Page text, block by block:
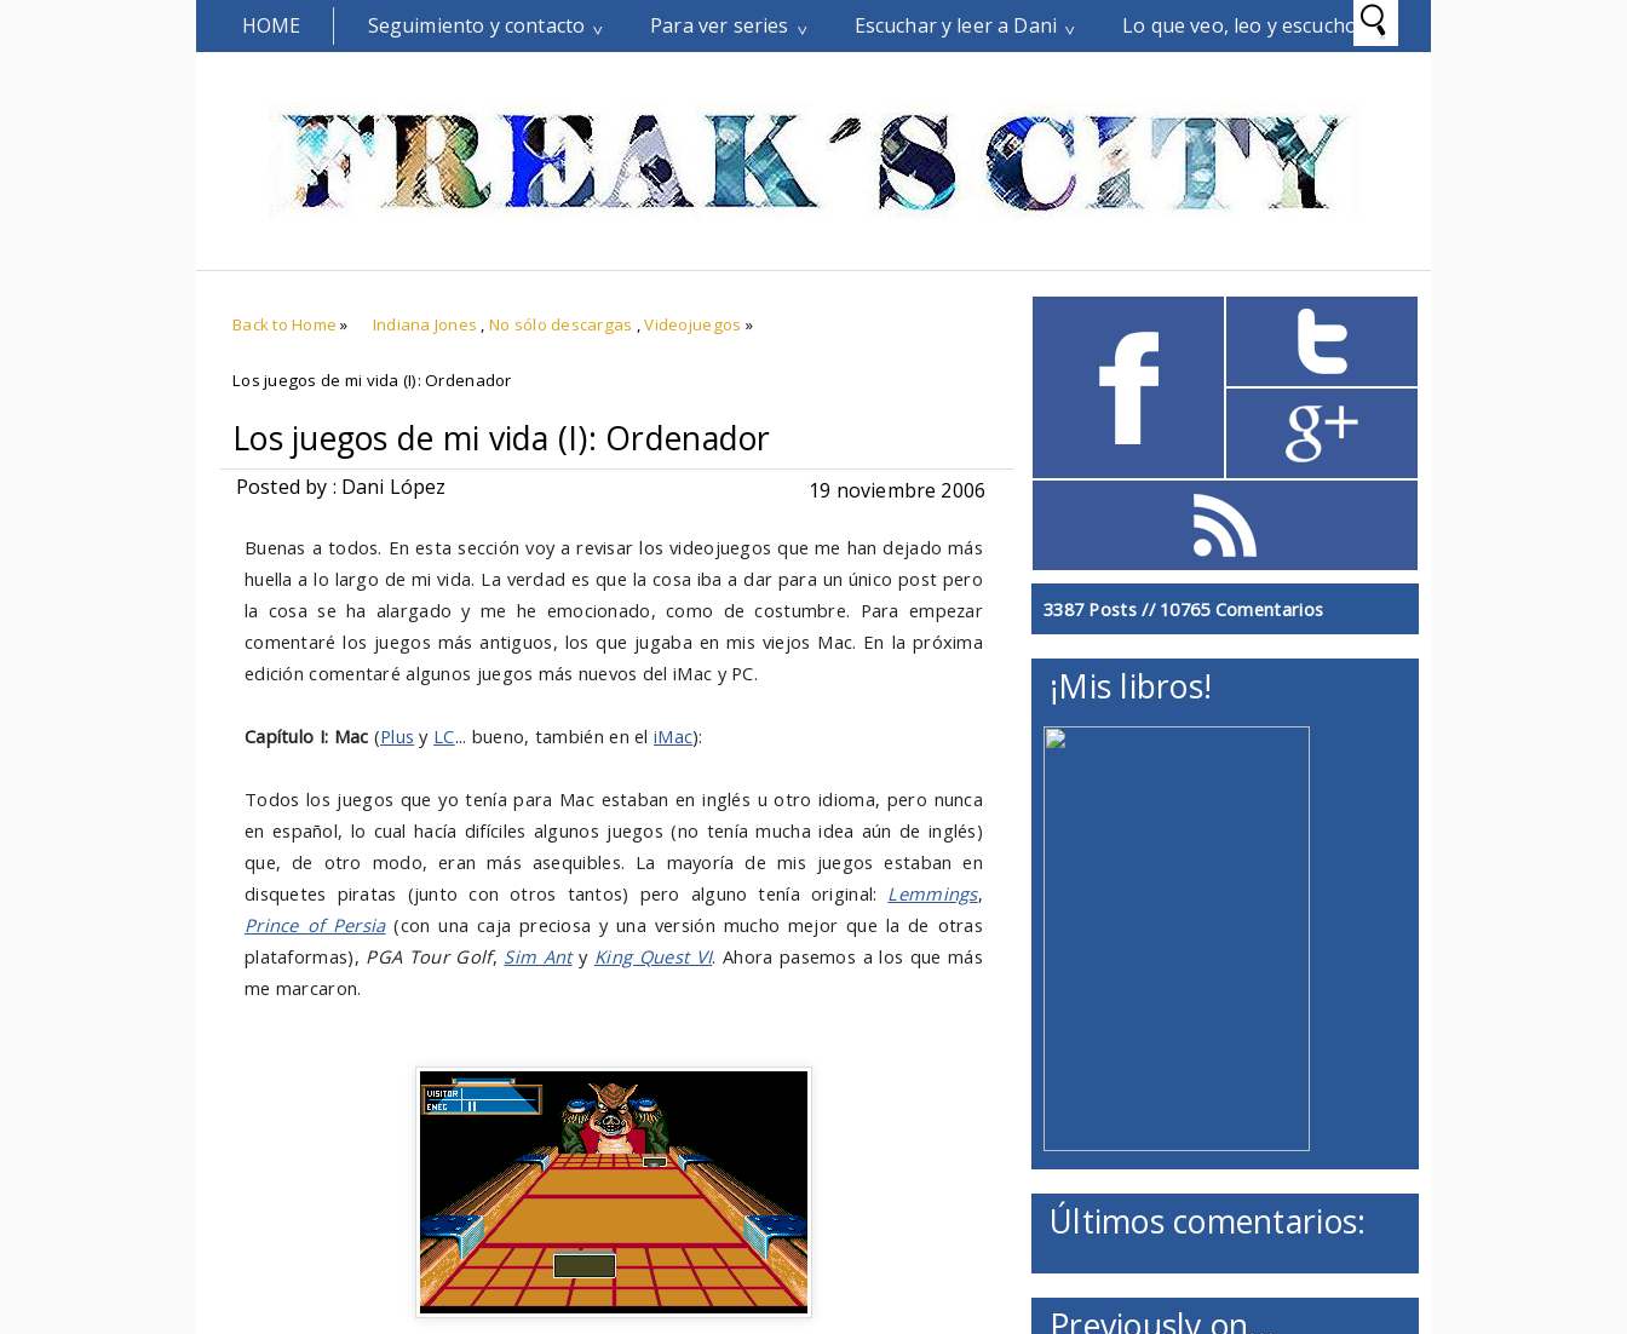
HOME Seguimiento y contacto Para ver series Escuchar y leer a Dani Lo que veo, leo y escucho
Back to Home » Indiana Jones ,No sólo descargas ,Videojuegos »
Los juegos de mi vida (I): Ordenador
Los juegos de mi vida (I): Ordenador
Posted by : Dani López 19 noviembre 2006
Buenas a todos. En esta sección voy a revisar los videojuegos que me han dejado más
huella a lo largo de mi vida. La verdad es que la cosa iba a dar para un único post pero
la cosa se ha alargado y me he emocionado, como de costumbre. Para empezar
comentaré los juegos más antiguos, los que jugaba en mis viejos Mac. En la próxima
edición comentaré algunos juegos más nuevos del iMac y PC.
Capítulo I: Mac (Plus y LC... bueno, también en eliMac):
Todos los juegos que yo tenía para Mac estaban en inglés u otro idioma, pero nunca
en español, lo cual hacía difíciles algunos juegos (no tenía mucha idea aún de inglés)
que, de otro modo, eran más asequibles. La mayoría de mis juegos estaban en
disquetes piratas (junto con otros tantos) pero alguno tenía original: Lemmings,
Prince of Persia(con una caja preciosa y una versión mucho mejor que la de otras
plataformas), PGA Tour Golf, Sim Anty King Quest VI. Ahora pasemos a los que más
me marcaron.
3387 Posts // 10765 Comentarios
¡Mis libros!
Últimos comentarios: